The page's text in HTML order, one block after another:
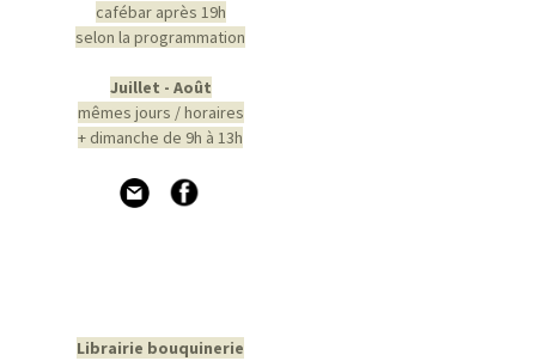
cafébar après 19h
selon la programmation
Juillet - Août
mêmes jours / horaires
+ dimanche de 9h à 13h
Librairie bouquinerie